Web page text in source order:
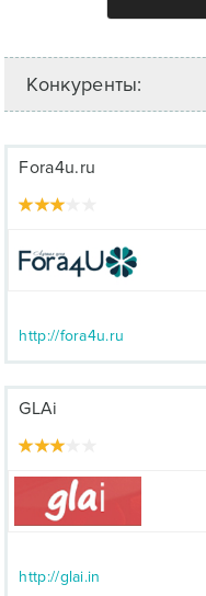
Конкуренты:
Fora4u.ru
http://fora4u.ru
GLAi
http://glai.in